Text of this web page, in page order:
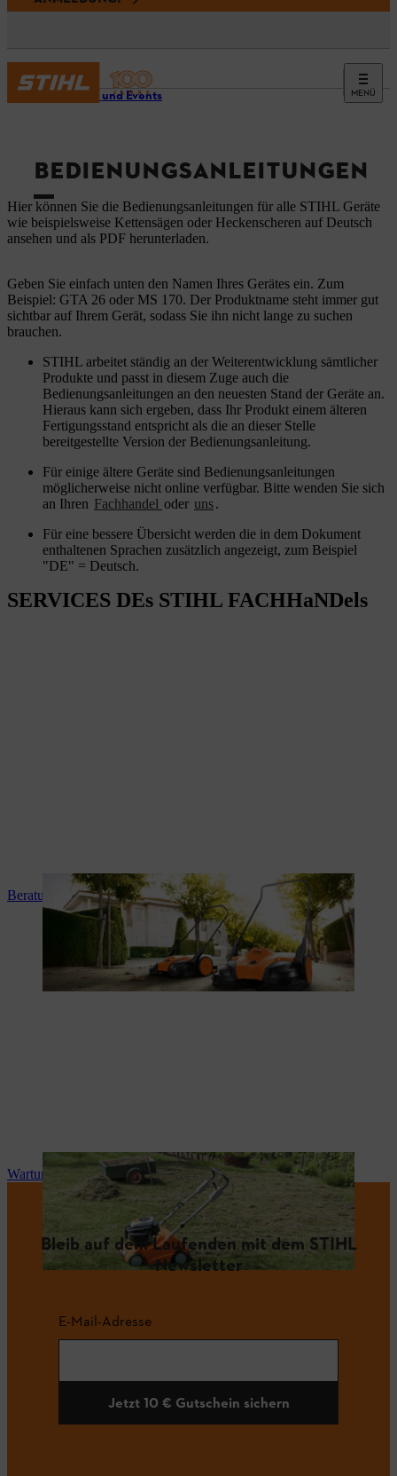
MENÜ
Service und Events
BEDIENUNGSANLEITUNGEN
Hier können Sie die Bedienungsanleitungen für alle STIHL Geräte
wie beispielsweise Kettensägen oder Heckenscheren auf Deutsch
ansehen und als PDF herunterladen.
Geben Sie einfach unten den Namen Ihres Gerätes ein. Zum
Beispiel: GTA 26 oder MS 170. Der Produktname steht immer gut
sichtbar auf Ihrem Gerät, sodass Sie ihn nicht lange zu suchen
brauchen.
STIHL arbeitet ständig an der Weiterentwicklung sämtlicher
Produkte und passt in diesem Zuge auch die
Bedienungsanleitungen an den neuesten Stand der Geräte an.
Hieraus kann sich ergeben, dass Ihr Produkt einem älteren
Fertigungsstand entspricht als die an dieser Stelle
bereitgestellte Version der Bedienungsanleitung.
Für einige ältere Geräte sind Bedienungsanleitungen
möglicherweise nicht online verfügbar. Bitte wenden Sie sich
an Ihren Fachhandel oder uns.
Für eine bessere Übersicht werden die in dem Dokument
enthaltenen Sprachen zusätzlich angezeigt, zum Beispiel
"DE" = Deutsch.
SERVICES DEs STIHL FACHHaNDels
Beratung und Produkteinweisung
Wartung und Reparatur
Bleib auf dem Laufenden mit dem STIHL
Newsletter
E-Mail-Adresse
Jetzt 10 € Gutschein sichern